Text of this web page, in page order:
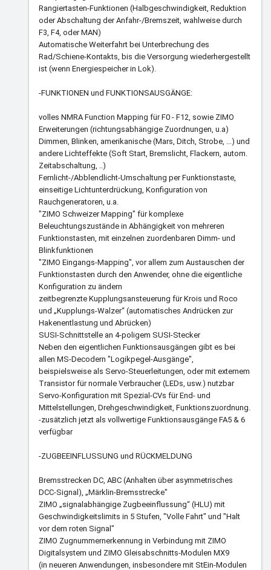
Rangiertasten-Funktionen (Halbgeschwindigkeit, Reduktion
oder Abschaltung der Anfahr-/Bremszeit, wahlweise durch
F3, F4, oder MAN)
Automatische Weiterfahrt bei Unterbrechung des
Rad/Schiene-Kontakts, bis die Versorgung wiederhergestellt
ist (wenn Energiespeicher in Lok).
-FUNKTIONEN und FUNKTIONSAUSGÄNGE:
volles NMRA Function Mapping für F0 - F12, sowie ZIMO
Erweiterungen (richtungsabhängige Zuordnungen, u.a)
Dimmen, Blinken, amerikanische (Mars, Ditch, Strobe, ...) und
andere Lichteffekte (Soft Start, Bremslicht, Flackern, autom.
Zeitabschaltung, ..)
Fernlicht-/Abblendlicht-Umschaltung per Funktionstaste,
einseitige Lichtunterdrückung, Konfiguration von
Rauchgeneratoren, u.a.
"ZIMO Schweizer Mapping" für komplexe
Beleuchtungszustände in Abhängigkeit von mehreren
Funktionstasten, mit einzelnen zuordenbaren Dimm- und
Blinkfunktionen
"ZIMO Eingangs-Mapping", vor allem zum Austauschen der
Funktionstasten durch den Anwender, ohne die eigentliche
Konfiguration zu ändern
zeitbegrenzte Kupplungsansteuerung für Krois und Roco
und „Kupplungs-Walzer“ (automatisches Andrücken zur
Hakenentlastung und Abrücken)
SUSI-Schnittstelle an 4-poligem SUSI-Stecker
Neben den eigentlichen Funktionsausgängen gibt es bei
allen MS-Decodern "Logikpegel-Ausgänge",
beispielsweise als Servo-Steuerleitungen, oder mit externem
Transistor für normale Verbraucher (LEDs, usw.) nutzbar
Servo-Konfiguration mit Spezial-CVs für End- und
Mittelstellungen, Drehgeschwindigkeit, Funktionszuordnung.
-zusätzlich jetzt als vollwertige Funktionsausgänge FA5 & 6
verfügbar
-ZUGBEEINFLUSSUNG und RÜCKMELDUNG
Bremsstrecken DC, ABC (Anhalten über asymmetrisches
DCC-Signal), „Märklin-Bremsstrecke"
ZIMO „signalabhängige Zugbeeinflussung“ (HLU) mit
Geschwindigkeitslimits in 5 Stufen, "Volle Fahrt" und "Halt
vor dem roten Signal"
ZIMO Zugnummernerkennung in Verbindung mit ZIMO
Digitalsystem und ZIMO Gleisabschnitts-Modulen MX9
(in neueren Anwendungen, insbesondere mit StEin-Modulen